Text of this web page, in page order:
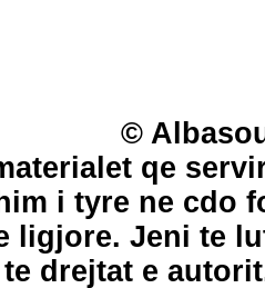
©
qe
i tyre ne cdo
ligjore. Jeni te
drejtat e